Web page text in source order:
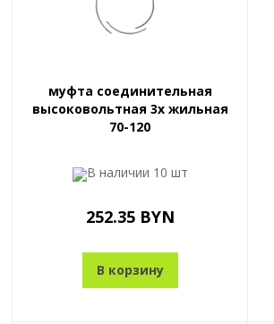
муфта соединительная
высоковольтная 3х жильная
70-120
В наличии 10 шт
252.35 BYN
В корзину